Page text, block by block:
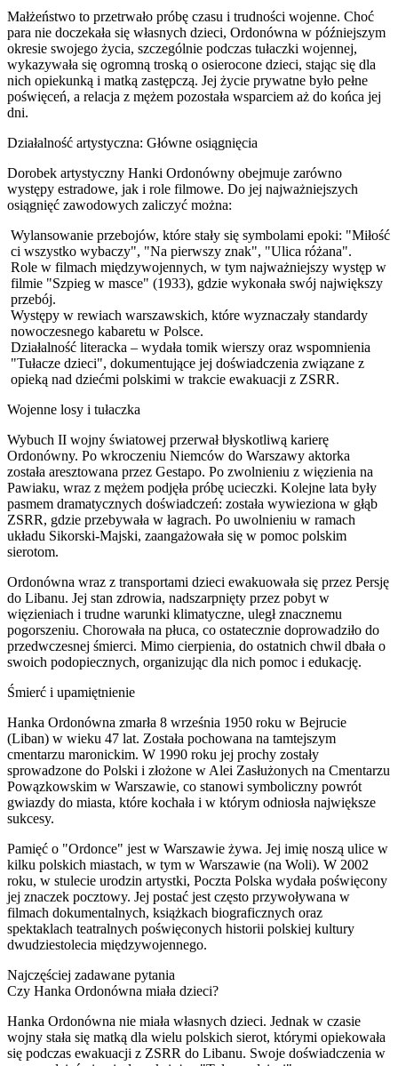
Małżeństwo to przetrwało próbę czasu i trudności wojenne. Choć
para nie doczekała się własnych dzieci, Ordonówna w późniejszym
okresie swojego życia, szczególnie podczas tułaczki wojennej,
wykazywała się ogromną troską o osierocone dzieci, stając się dla
nich opiekunką i matką zastępczą. Jej życie prywatne było pełne
poświęceń, a relacja z mężem pozostała wsparciem aż do końca jej
dni.
Działalność artystyczna: Główne osiągnięcia
Dorobek artystyczny Hanki Ordonówny obejmuje zarówno
występy estradowe, jak i role filmowe. Do jej najważniejszych
osiągnięć zawodowych zaliczyć można:
Wylansowanie przebojów, które stały się symbolami epoki: "Miłość
ci wszystko wybaczy", "Na pierwszy znak", "Ulica różana".
Role w filmach międzywojennych, w tym najważniejszy występ w
filmie "Szpieg w masce" (1933), gdzie wykonała swój największy
przebój.
Występy w rewiach warszawskich, które wyznaczały standardy
nowoczesnego kabaretu w Polsce.
Działalność literacka – wydała tomik wierszy oraz wspomnienia
"Tułacze dzieci", dokumentujące jej doświadczenia związane z
opieką nad dziećmi polskimi w trakcie ewakuacji z ZSRR.
Wojenne losy i tułaczka
Wybuch II wojny światowej przerwał błyskotliwą karierę
Ordonówny. Po wkroczeniu Niemców do Warszawy aktorka
została aresztowana przez Gestapo. Po zwolnieniu z więzienia na
Pawiaku, wraz z mężem podjęła próbę ucieczki. Kolejne lata były
pasmem dramatycznych doświadczeń: została wywieziona w głąb
ZSRR, gdzie przebywała w łagrach. Po uwolnieniu w ramach
układu Sikorski-Majski, zaangażowała się w pomoc polskim
sierotom.
Ordonówna wraz z transportami dzieci ewakuowała się przez Persję
do Libanu. Jej stan zdrowia, nadszarpnięty przez pobyt w
więzieniach i trudne warunki klimatyczne, uległ znacznemu
pogorszeniu. Chorowała na płuca, co ostatecznie doprowadziło do
przedwczesnej śmierci. Mimo cierpienia, do ostatnich chwil dbała o
swoich podopiecznych, organizując dla nich pomoc i edukację.
Śmierć i upamiętnienie
Hanka Ordonówna zmarła 8 września 1950 roku w Bejrucie
(Liban) w wieku 47 lat. Została pochowana na tamtejszym
cmentarzu maronickim. W 1990 roku jej prochy zostały
sprowadzone do Polski i złożone w Alei Zasłużonych na Cmentarzu
Powązkowskim w Warszawie, co stanowi symboliczny powrót
gwiazdy do miasta, które kochała i w którym odniosła największe
sukcesy.
Pamięć o "Ordonce" jest w Warszawie żywa. Jej imię noszą ulice w
kilku polskich miastach, w tym w Warszawie (na Woli). W 2002
roku, w stulecie urodzin artystki, Poczta Polska wydała poświęcony
jej znaczek pocztowy. Jej postać jest często przywoływana w
filmach dokumentalnych, książkach biograficznych oraz
spektaklach teatralnych poświęconych historii polskiej kultury
dwudziestolecia międzywojennego.
Najczęściej zadawane pytania
Czy Hanka Ordonówna miała dzieci?
Hanka Ordonówna nie miała własnych dzieci. Jednak w czasie
wojny stała się matką dla wielu polskich sierot, którymi opiekowała
się podczas ewakuacji z ZSRR do Libanu. Swoje doświadczenia w